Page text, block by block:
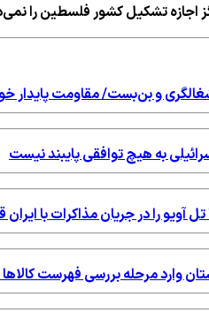
اجازه تشکیل کشور فلسطین را
و بن‌بست/ مقاومت پایدار
به هیچ توافقی پایبند نیست
آویو را در جریان مذاکرات با ایران
وارد مرحله بررسی فهرست